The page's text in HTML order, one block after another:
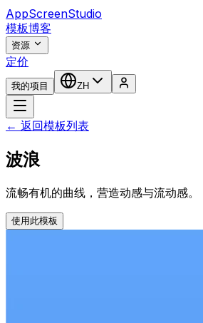
AppScreenStudio
模板博客
资源
定价
我的项目 ZH
← 返回模板列表
波浪
流畅有机的曲线，营造动感与流动感。
使用此模板